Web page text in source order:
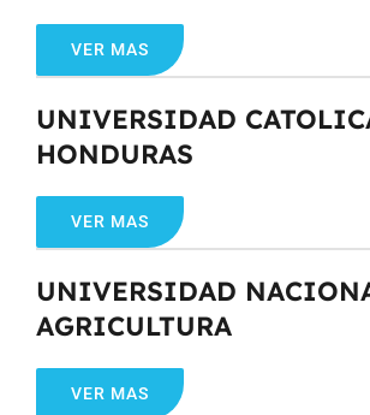
VER MAS
UNIVERSIDAD
HONDURAS
VER MAS
UNIVERSIDAD
AGRICULTURA
VER MAS